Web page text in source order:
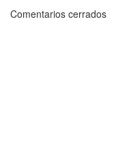
Comentarios cerrados